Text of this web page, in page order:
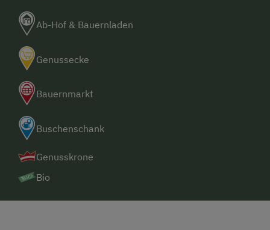
Ab-Hof & Bauernladen
Genussecke
Bauernmarkt
Buschenschank
Genusskrone
Bio